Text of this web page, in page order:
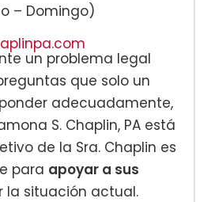
– Domingo)
un problema legal
que solo un
adecuadamente,
S. Chaplin, PA está
de la Sra. Chaplin es
para apoyar a sus
la situación actual.